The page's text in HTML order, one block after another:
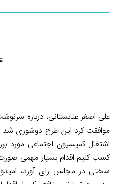
علی اصغر عنابستانی، درباره
موافقت کرد این طرح دوشوری شد
اشتغال کمیسیون اجتماعی مورد
کسب کنیم اقدام بسیار مهمی
سختی در مجلس رای آورد،